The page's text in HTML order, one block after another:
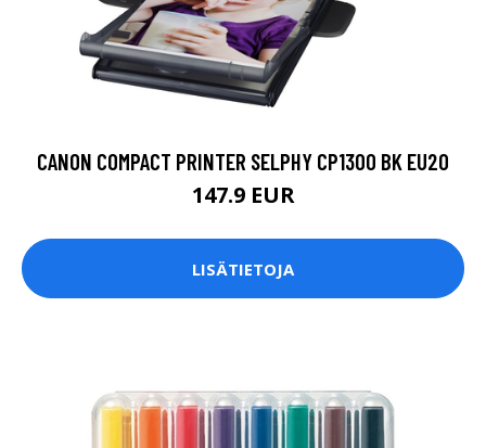
CANON COMPACT PRINTER SELPHY CP1300 BK EU20
147.9 EUR
LISÄTIETOJA